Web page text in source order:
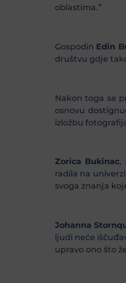
oblastima.”
Gospodin Edin
društvu gdje
Nakon toga se
osnovu
izložbu
Zorica Bukinac,
radila na
svoga znanja
Johanna
ljudi neće
upravo ono što